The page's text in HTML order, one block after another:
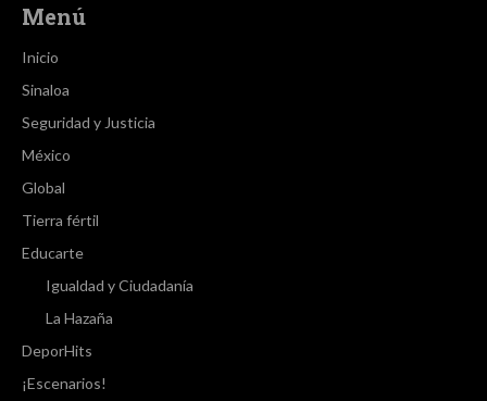
Menú
Inicio
Sinaloa
Seguridad y Justicia
México
Global
Tierra fértil
Educarte
Igualdad y Ciudadanía
La Hazaña
DeporHits
¡Escenarios!